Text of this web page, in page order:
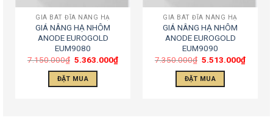
GIÁ BÁT ĐĨA NÂNG HẠ
GIÁ NÂNG HẠ NHÔM
ANODE EUROGOLD
EUM9080
7.150.000₫ 5.363.000₫
ĐẶT MUA
GIÁ BÁT ĐĨA NÂNG HẠ
GIÁ NÂNG HẠ NHÔM
ANODE EUROGOLD
EUM9090
7.350.000₫ 5.513.000₫
ĐẶT MUA